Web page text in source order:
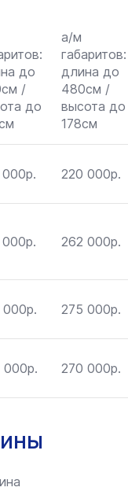
до
/
до
а/м
габаритов:
длина до
480см /
высота до
178см
220 000р.
262 000р.
275 000р.
000р. 270 000р.